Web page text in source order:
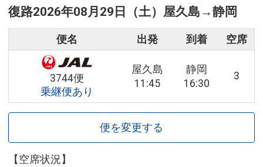
復路2026年08月29日（土） 屋久島 →静岡
便名 出発 到着 空席
3744便
乗継便あり
屋久島
11:45
静岡
16:30
3
便を変更する
【空席状況】